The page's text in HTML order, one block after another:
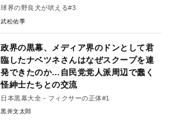
球界の野良犬が吠える#3
武松佑季
政界の黒幕、メディア界のドンとして君
臨したナベツネさんはなぜスクープを連
発できたのか…自民党党人派周辺で蠢く
怪紳士たちとの交流
日本黒幕大全－フィクサーの正体#1
黒井文太郎